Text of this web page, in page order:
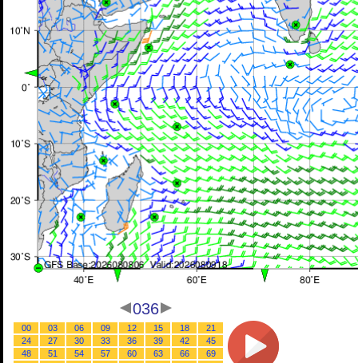
036
00 03 06 09 12 15 18
21
24
27 30 33 36 39 42
45
48
51 54 57 60 63 66
69